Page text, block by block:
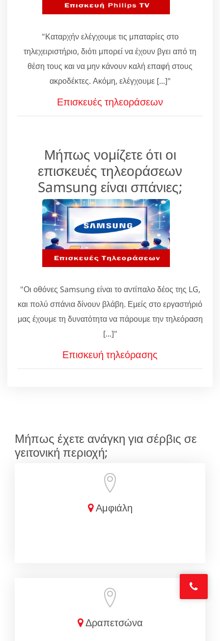
"Καταρχήν ελέγχουμε τις μπαταρίες στο
τηλεχειριστήριο, διότι μπορεί να έχουν βγει από τη
θέση τους και να μην κάνουν καλή επαφή στους
ακροδέκτες. Ακόμη, ελέγχουμε [...]"
Επισκευές τηλεοράσεων
Μήπως νομίζετε ότι οι
επισκευές τηλεοράσεων
Samsung είναι σπάνιες;
"Οι οθόνες Samsung είναι το αντίπαλο δέος της LG,
και πολύ σπάνια δίνουν βλάβη. Εμείς στο εργαστήριό
μας έχουμε τη δυνατότητα να πάρουμε την τηλεόραση
[...]"
Επισκευή τηλεόρασης
Μήπως έχετε ανάγκη για σέρβις σε
γειτονική περιοχή;
Αμφιάλη
Δραπετσώνα